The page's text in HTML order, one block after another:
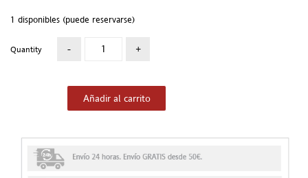
1 disponibles (puede reservarse)
Quantity
Añadir al carrito